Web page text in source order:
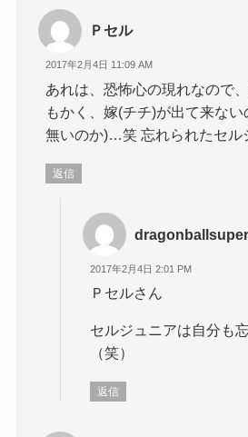
Ｐセル
2017年2月4日 11:09 AM
あれは、恐怖心の現れなので
もかく、嫁(チチ)が出て来な
無いのか)…笑 忘れられたセル
返信
2017年2月4日 2:01 PM
Ｐセルさん
セルジュニアは自分も
（笑）
返信